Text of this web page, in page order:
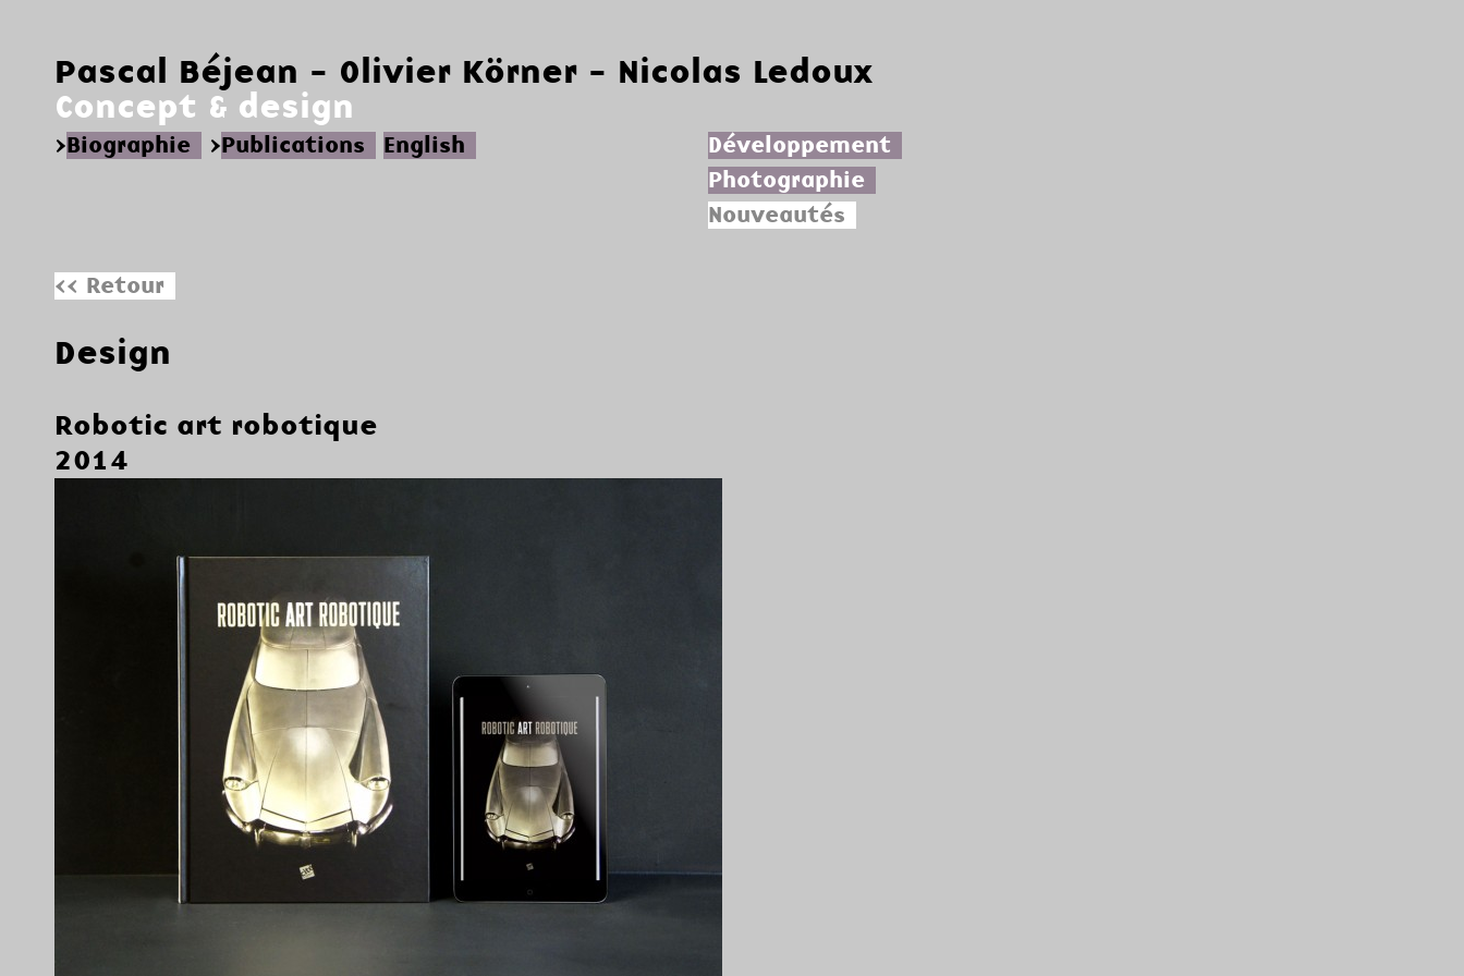
Pascal Béjean - Olivier Körner - Nicolas Ledoux
Concept & design
Développement
Photographie
Nouveautés
>Biographie >Publications English
<< Retour
Design
Robotic art robotique
2014